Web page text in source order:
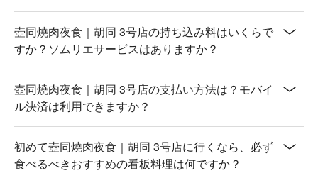
壺同燒肉夜食｜胡同 3号店の持ち込み料はいくらで
すか？ソムリエサービスはありますか？
壺同燒肉夜食｜胡同 3号店の支払い方法は？モバイ
ル決済は利用できますか？
初めて壺同燒肉夜食｜胡同 3号店に行くなら、必ず
食べるべきおすすめの看板料理は何ですか？